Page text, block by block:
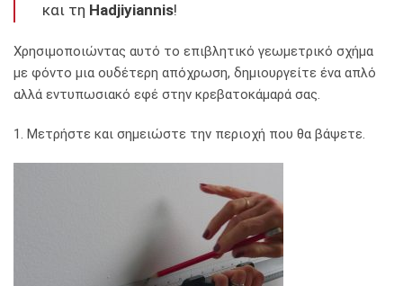
και τη Hadjiyiannis!
Χρησιμοποιώντας αυτό το επιβλητικό γεωμετρικό σχήμα
με φόντο μια ουδέτερη απόχρωση, δημιουργείτε ένα απλό
αλλά εντυπωσιακό εφέ στην κρεβατοκάμαρά σας.
1. Μετρήστε και σημειώστε την περιοχή που θα βάψετε.